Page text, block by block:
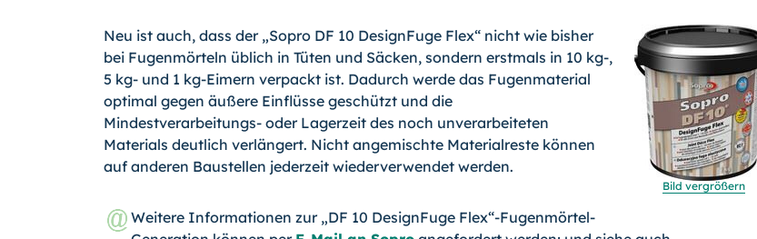
Bild vergrößern
Neu ist auch, dass der „Sopro DF 10 DesignFuge Flex“ nicht wie bisher
bei Fugenmörteln üblich in Tüten und Säcken, son­dern erstmals in 10 kg-,
5 kg- und 1 kg-Eimern verpackt ist. Dadurch werde das Fugenmaterial
optimal gegen äußere Ein­flüsse geschützt und die
Mindestverarbeitungs- oder Lagerzeit des noch unverarbeiteten
Materials deutlich verlängert. Nicht angemischte Materialreste können
auf anderen Baustellen je­derzeit wiederverwendet werden.
Weitere Informationen zur „DF 10 DesignFuge Flex“-Fu­genmörtel-